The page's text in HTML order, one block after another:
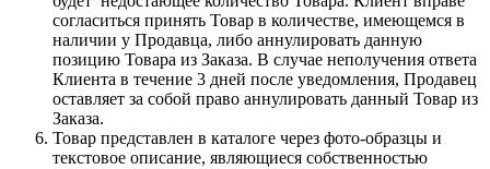
согласиться принять Товар в количестве, имеющемся в
наличии у Продавца, либо аннулировать данную
позицию Товара из Заказа. В случае неполучения ответа
Клиента в течение 3 дней после уведомления, Продавец
оставляет за собой право аннулировать данный Товар из
Заказа.
Товар представлен в каталоге через фото-образцы и
текстовое описание, являющиеся собственностью